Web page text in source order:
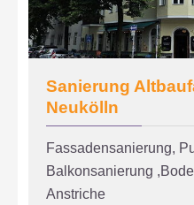
Sanierung
Neukölln
Fassadensanierung,
Balkonsanierung
Anstriche